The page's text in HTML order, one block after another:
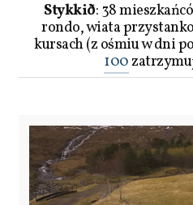
Stykkið: 38
rondo, wiata
kursach (z ośmiu w dni
100